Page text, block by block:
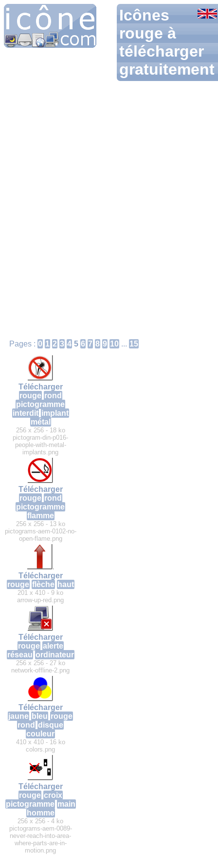
Icônes
rouge à
télécharger
gratuitement
Pages : 0 1 2 3 4 5 6 7 8 9 10 ... 15
Télécharger
rouge rond
pictogramme
interdit implant
métal
256 x 256 - 18 ko
pictogram-din-p016-
people-with-metal-
implants.png
Télécharger
rouge rond
pictogramme
flamme
256 x 256 - 13 ko
pictograms-aem-0102-no-
open-flame.png
Télécharger
rouge flèche haut
201 x 410 - 9 ko
arrow-up-red.png
Télécharger
rouge alerte
réseau ordinateur
256 x 256 - 27 ko
network-offline-2.png
Télécharger
jaune bleu rouge
rond disque
couleur
410 x 410 - 16 ko
colors.png
Télécharger
rouge croix
pictogramme main
homme
256 x 256 - 4 ko
pictograms-aem-0089-
never-reach-into-area-
where-parts-are-in-
motion.png